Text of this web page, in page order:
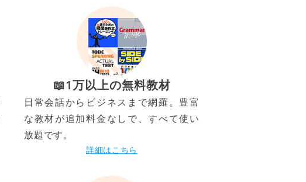
📖1万以上の無料教材
日常会話からビジネスまで網羅。豊富
な教材が追加料金なしで、すべて使い
放題です。
詳細はこちら